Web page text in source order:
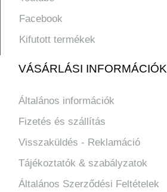
Facebook
Kifutott termékek
VÁSÁRLÁSI INFORMÁCIÓK
Általános információk
Fizetés és szállítás
Visszaküldés - Reklamáció
Tájékoztatók & szabályzatok
Általános Szerződési Feltételek